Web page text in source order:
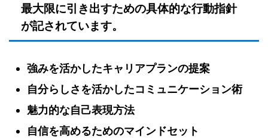
最大限に引き出すための具体的な行動指針
が記されています。
強みを活かしたキャリアプランの提案
自分らしさを活かしたコミュニケーション術
魅力的な自己表現方法
自信を高めるためのマインドセット